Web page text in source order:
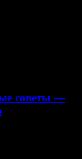
советы —